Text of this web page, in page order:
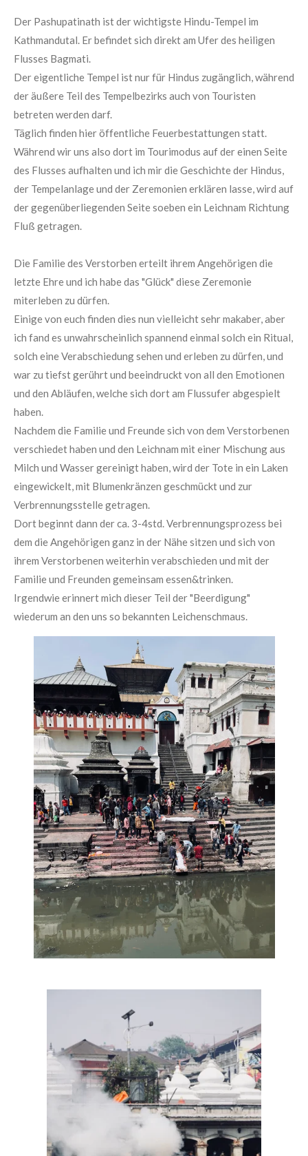
Der Pashupatinath ist der wichtigste Hindu-Tempel im
Kathmandutal. Er befindet sich direkt am Ufer des heiligen
Flusses Bagmati.
Der eigentliche Tempel ist nur für Hindus zugänglich, während
der äußere Teil des Tempelbezirks auch von Touristen
betreten werden darf.
Täglich finden hier öffentliche Feuerbestattungen statt.
Während wir uns also dort im Tourimodus auf der einen Seite
des Flusses aufhalten und ich mir die Geschichte der Hindus,
der Tempelanlage und der Zeremonien erklären lasse, wird auf
der gegenüberliegenden Seite soeben ein Leichnam Richtung
Fluß getragen.
Die Familie des Verstorben erteilt ihrem Angehörigen die
letzte Ehre und ich habe das "Glück" diese Zeremonie
miterleben zu dürfen.
Einige von euch finden dies nun vielleicht sehr makaber, aber
ich fand es unwahrscheinlich spannend einmal solch ein Ritual,
solch eine Verabschiedung sehen und erleben zu dürfen, und
war zu tiefst gerührt und beeindruckt von all den Emotionen
und den Abläufen, welche sich dort am Flussufer abgespielt
haben.
Nachdem die Familie und Freunde sich von dem Verstorbenen
verschiedet haben und den Leichnam mit einer Mischung aus
Milch und Wasser gereinigt haben, wird der Tote in ein Laken
eingewickelt, mit Blumenkränzen geschmückt und zur
Verbrennungsstelle getragen.
Dort beginnt dann der ca. 3-4std. Verbrennungsprozess bei
dem die Angehörigen ganz in der Nähe sitzen und sich von
ihrem Verstorbenen weiterhin verabschieden und mit der
Familie und Freunden gemeinsam essen&trinken.
Irgendwie erinnert mich dieser Teil der "Beerdigung"
wiederum an den uns so bekannten Leichenschmaus.